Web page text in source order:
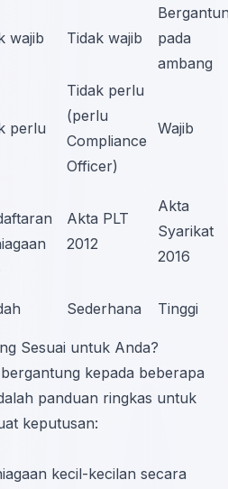
wajib Tidak wajib
pada
ambang
perlu
Tidak perlu
(perlu
Compliance
Officer)
Wajib
Akta PLT
2012
Akta
Syarikat
2016
Sederhana Tinggi
Sesuai untuk Anda?
kepada beberapa
panduan ringkas untuk
keputusan:
kecil-kecilan secara